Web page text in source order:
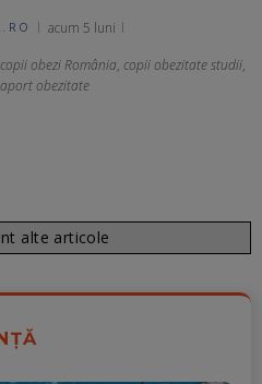
acum 5 luni
copii obezi România, copii obezitate studii,
obezitate
alte articole